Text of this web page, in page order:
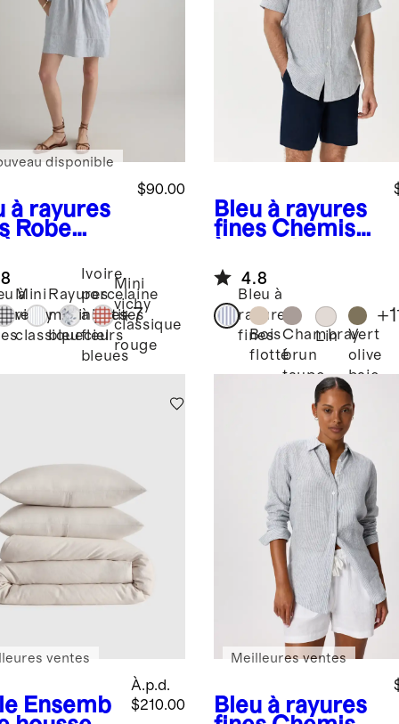
à rayures
Robe
100 %
$90.00
disponible
à
Mini
vichy
classique
Rayures
marinières
bleu ciel
Ivoire
porcelaine
à petites
fleurs
bleues
Mini
vichy
classique
rouge
+7
Bleu à rayures
fines Chemise
courtes
décontractée
100 % lin
européen
4.8
Bleu à
rayures
fines
Bois
flotté
Chambray
brun
taupe
Lin
Vert
olive
baie
+
Ensemb
À.p.d.
$210.00
ventes
Bleu à rayures
Meilleures ventes